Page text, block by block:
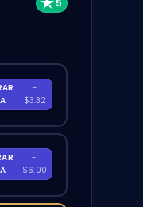
-
$3.32
-
$6.00